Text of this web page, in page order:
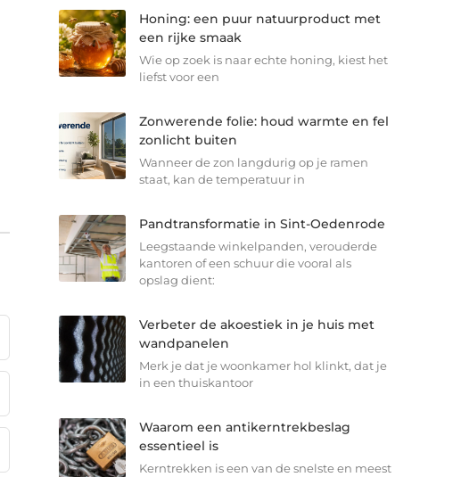
Honing: een puur natuurproduct met
een rijke smaak
Wie op zoek is naar echte honing, kiest het
liefst voor een
Zonwerende folie: houd warmte en fel
zonlicht buiten
Wanneer de zon langdurig op je ramen
staat, kan de temperatuur in
Pandtransformatie in Sint-Oedenrode
Leegstaande winkelpanden, verouderde
kantoren of een schuur die vooral als
opslag dient:
Verbeter de akoestiek in je huis met
wandpanelen
Merk je dat je woonkamer hol klinkt, dat je
in een thuiskantoor
Waarom een antikerntrekbeslag
essentieel is
Kerntrekken is een van de snelste en meest